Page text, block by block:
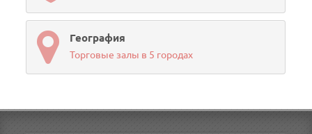
География
Торговые залы в 5 городах